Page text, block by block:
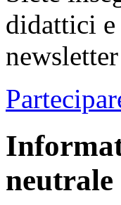
didattici
neutrale